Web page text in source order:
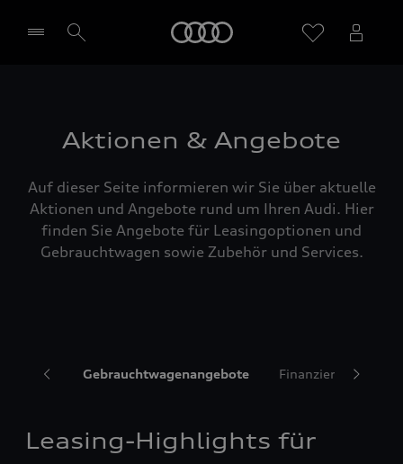
Aktionen & Angebote
Auf dieser Seite informieren wir Sie über aktuelle
Aktionen und Angebote rund um Ihren Audi. Hier
finden Sie Angebote für Leasingoptionen und
Gebrauchtwagen sowie Zubehör und Services.
Gebrauchtwagenangebote Finanzierung &
Leasing-Highlights für